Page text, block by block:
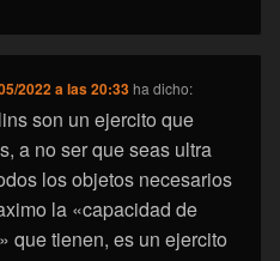
2022 a las 20:33 ha dicho:
son un ejercito que
a no ser que seas ultra
los objetos necesarios
la «capacidad de
que tienen, es un ejercito